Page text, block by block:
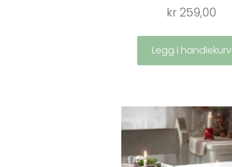
kr259,00
Legg i handlekurv